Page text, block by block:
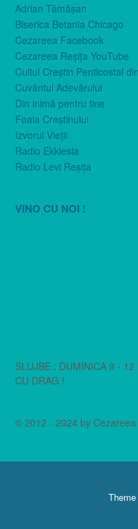
Adrian Tămăşan
Biserica Betania Chicago
Cezareea Facebook
Cezareea Reşiţa YouTube
Cultul Creştin Penticostal
Cuvântul Adevărului
Din inimă pentru tine
Foaia Creştinului
Izvorul Vieţii
Radio Ekklesia
Radio Levi Reşiţa
VINO CU NOI !
SLUJBE : DUMINICA 9 -
CU DRAG !
© 2012 - 2024 by Cezareea